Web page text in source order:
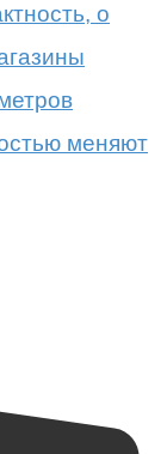
о
меняют